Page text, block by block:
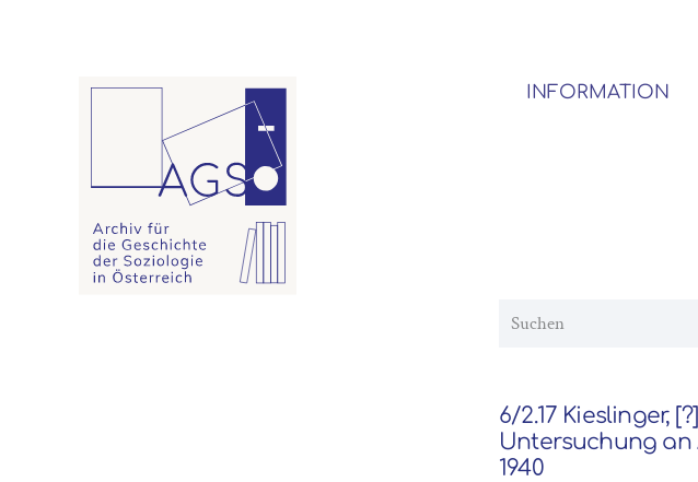
INFORMATION
6/2.17 Kieslinger,
Untersuchung an
1940